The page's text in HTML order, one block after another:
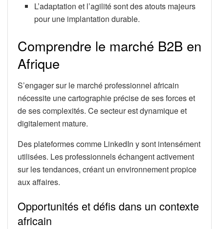
L’adaptation et l’agilité sont des atouts majeurs
pour une implantation durable.
Comprendre le marché B2B en
Afrique
S’engager sur le marché professionnel africain
nécessite une cartographie précise de ses forces et
de ses complexités. Ce secteur est dynamique et
digitalement mature.
Des plateformes comme LinkedIn y sont intensément
utilisées. Les professionnels échangent activement
sur les tendances, créant un environnement propice
aux affaires.
Opportunités et défis dans un contexte
africain